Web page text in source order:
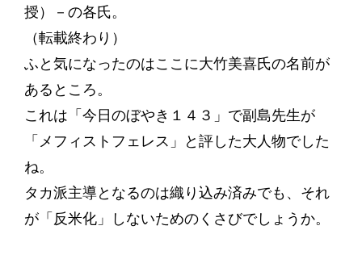
授）－の各氏。
（転載終わり）
ふと気になったのはここに大竹美喜氏の名前が
あるところ。
これは「今日のぼやき１４３」で副島先生が
「メフィストフェレス」と評した大人物でした
ね。
タカ派主導となるのは織り込み済みでも、それ
が「反米化」しないためのくさびでしょうか。